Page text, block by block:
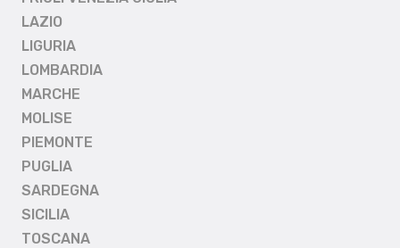
LAZIO
LIGURIA
LOMBARDIA
MARCHE
MOLISE
PIEMONTE
PUGLIA
SARDEGNA
SICILIA
TOSCANA